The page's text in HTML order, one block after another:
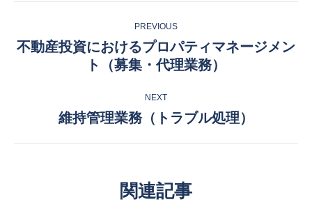
navigation
PREVIOUS
Previous
post:
不動産投資におけるプロパティマネージメン
ト（募集・代理業務）
NEXT
Next
維持管理業務（トラブル処理）
関連記事